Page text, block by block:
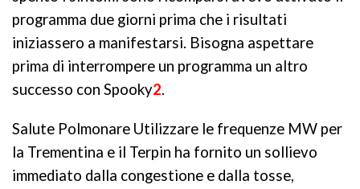
programma due giorni prima che i risultati
iniziassero a manifestarsi. Bisogna aspettare
prima di interrompere un programma un altro
successo con Spooky2.
Salute Polmonare Utilizzare le frequenze MW per
la Trementina e il Terpin ha fornito un sollievo
immediato dalla congestione e dalla tosse,